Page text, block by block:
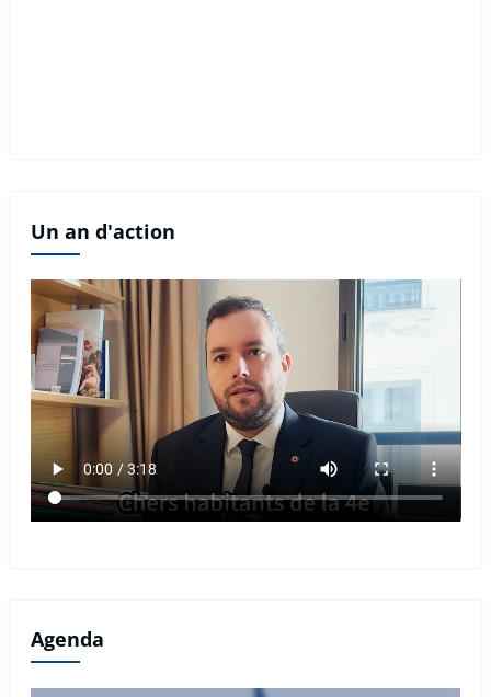
Un an d'action
Agenda